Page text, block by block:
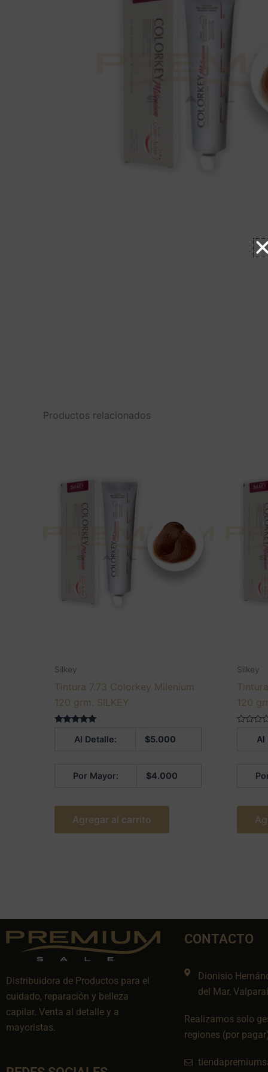
Productos relacionados
Silkey
Tintura 7.73 Colorkey Milenium
120 grm. SILKEY
Al Detalle: $5.000
Por Mayor: $4.000
Agregar al carrito
Silkey
120
Al
Distribuidora de Productos para el
cuidado, reparación y belleza
capilar. Venta al detalle y a
mayoristas.
CONTACTO
Dionisio
del Mar,
Realizamos solo
regiones (por pagar)